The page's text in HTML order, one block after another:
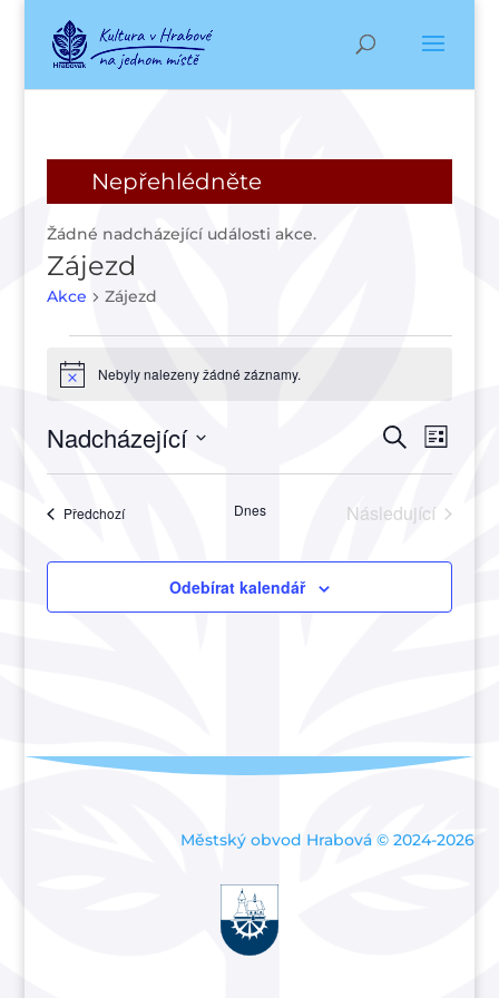
Nepřehlédněte
Žádné nadcházející události akce.
Zájezd
Akce Zájezd
Notice Nebyly nalezeny žádné záznamy.
a
Hledat
pro
Akce
Seznam
Nadcházející
PředchozíAkce Dnes
Následující
Odebírat kalendář
Městský obvod Hrabová © 2024-2026